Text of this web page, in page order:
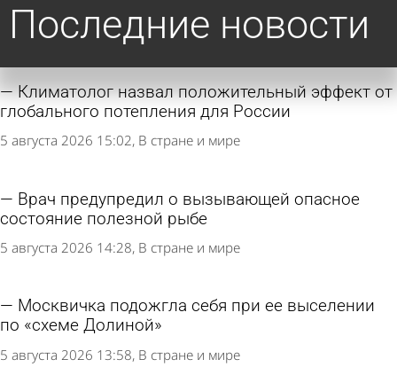
Последние новости
Климатолог назвал положительный эффект от
глобального потепления для России
5 августа 2026 15:02 В стране и мире
Врач предупредил о вызывающей опасное
состояние полезной рыбе
5 августа 2026 14:28 В стране и мире
Москвичка подожгла себя при ее выселении
по «схеме Долиной»
5 августа 2026 13:58 В стране и мире